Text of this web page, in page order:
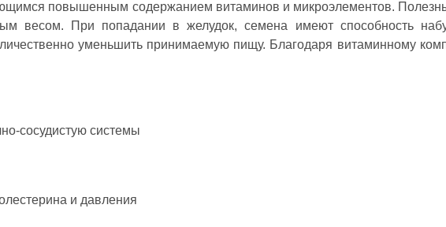
повышенным содержанием витаминов и микроэлементов.
весом. При попадании в желудок, семена имеют способность
уменьшить принимаемую пищу. Благодаря витаминному
сосудистую системы
и давления